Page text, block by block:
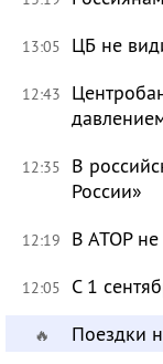
13:05 ЦБ не
12:43
12:35
В
России»
12:19 В АТОР не
12:05 С 1
🔥 Поездки